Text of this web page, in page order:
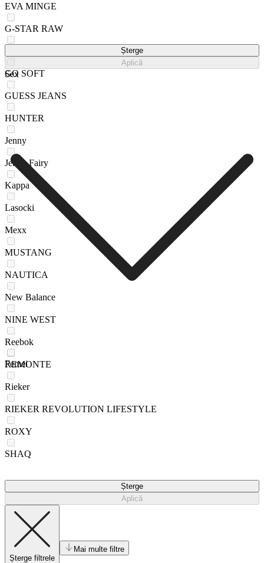
EVA MINGE
G-STAR RAW
GO SOFT
GUESS JEANS
HUNTER
Jenny
Jenny Fairy
Kappa
Lasocki
Mexx
MUSTANG
NAUTICA
New Balance
NINE WEST
Reebok
REMONTE
Rieker
RIEKER REVOLUTION LIFESTYLE
ROXY
SHAQ
Șterge
Aplică
Sex
Femei
Șterge
Aplică
Șterge filtrele
Mai multe filtre